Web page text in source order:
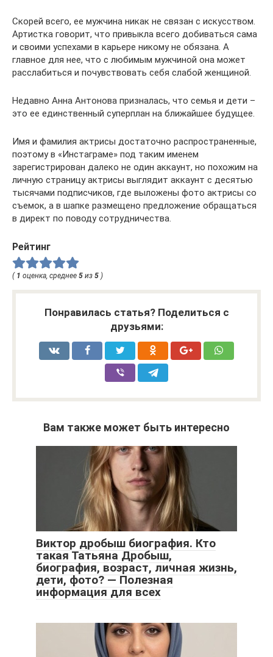
Скорей всего, ее мужчина никак не связан с искусством.
Артистка говорит, что привыкла всего добиваться сама
и своими успехами в карьере никому не обязана. А
главное для нее, что с любимым мужчиной она может
расслабиться и почувствовать себя слабой женщиной.
Недавно Анна Антонова призналась, что семья и дети –
это ее единственный суперплан на ближайшее будущее.
Имя и фамилия актрисы достаточно распространенные,
поэтому в «Инстаграме» под таким именем
зарегистрирован далеко не один аккаунт, но похожим на
личную страницу актрисы выглядит аккаунт с десятью
тысячами подписчиков, где выложены фото актрисы со
съемок, а в шапке размещено предложение обращаться
в директ по поводу сотрудничества.
Рейтинг
( 1 оценка, среднее 5 из 5 )
Понравилась статья? Поделиться с
друзьями:
Вам также может быть интересно
Виктор дробыш биография. Кто
такая Татьяна Дробыш,
биография, возраст, личная жизнь,
дети, фото? — Полезная
информация для всех